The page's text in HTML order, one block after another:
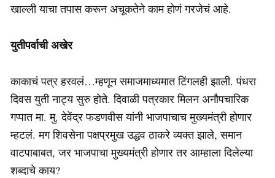
खाल्ली याचा तपास करून अचूकतेने काम होणं गरजेचं आहे.
युतीपर्वाची अखेर
काकाचं पत्र हरवलं…म्हणून समाजमाध्यमात टिंगलही झाली. पंधरा
दिवस युती नाट्य सुरु होते. दिवाळी पत्रकार मिलन अनौपचारिक
गप्पात मा. मु. देवेंद्र फडणवीस यांनी भाजपाचाच मुख्यमंत्री होणार
म्हटलं. मग शिवसेना पक्षप्रमुख उद्धव ठाकरे व्यक्त झाले, समान
वाटपाबाबत, जर भाजपाचा मुख्यमंत्री होणार तर आम्हाला दिलेल्या
शब्दाचे काय?